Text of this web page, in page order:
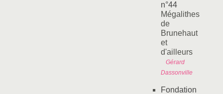
n°44
Mégalithes
de
Brunehaut
et
d'ailleurs
Gérard
Dassonville
Fondation